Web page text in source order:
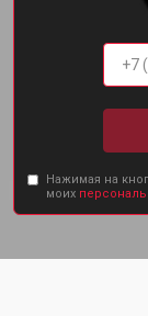
Нажимая на
моих